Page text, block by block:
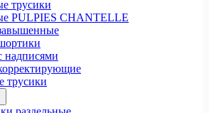
трусики
PULPIES CHANTELLE
надписями
трусики